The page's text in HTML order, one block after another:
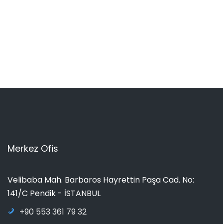
Merkez Ofis
Velibaba Mah. Barbaros Hayrettin Paşa Cad. No:
141/C Pendik - İSTANBUL
+90 553 361 79 32